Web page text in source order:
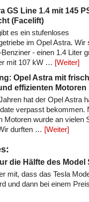
GS Line 1.4 mit 145
(Facelift)
es ein stufenloses
im Opel Astra. Wir
Benziner - einen 1.4 Liter
mit 107 kW … [Weiter]
Opel Astra mit
effizienten Motoren
hat der Opel Astra
verpasst bekommen.
Motoren wurde an vielen
durften … [Weiter]
die Hälfte des Model
mit, dass das Tesla
und dann bei einem